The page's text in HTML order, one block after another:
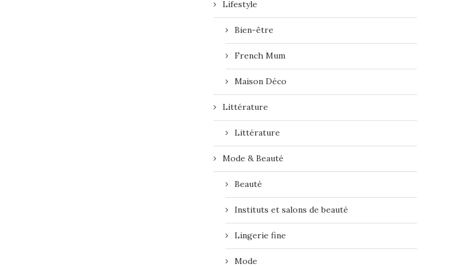
Lifestyle
Bien-être
French Mum
Maison Déco
Littérature
Littérature
Mode & Beauté
Beauté
Instituts et salons de beauté
Lingerie fine
Mode